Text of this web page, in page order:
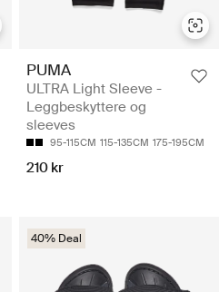
PUMA
ULTRA Light Sleeve -
Leggbeskyttere og
sleeves
95-115CM 115-135CM 175-195CM
210 kr
40% Deal